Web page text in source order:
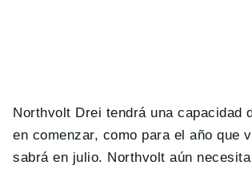
Northvolt Drei tendrá una capacidad
en comenzar, como para el año que
sabrá en julio. Northvolt aún